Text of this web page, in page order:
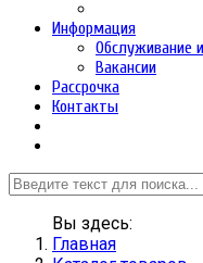
Информация
Обслуживание
Вакансии
Рассрочка
Контакты
Вы здесь:
Главная